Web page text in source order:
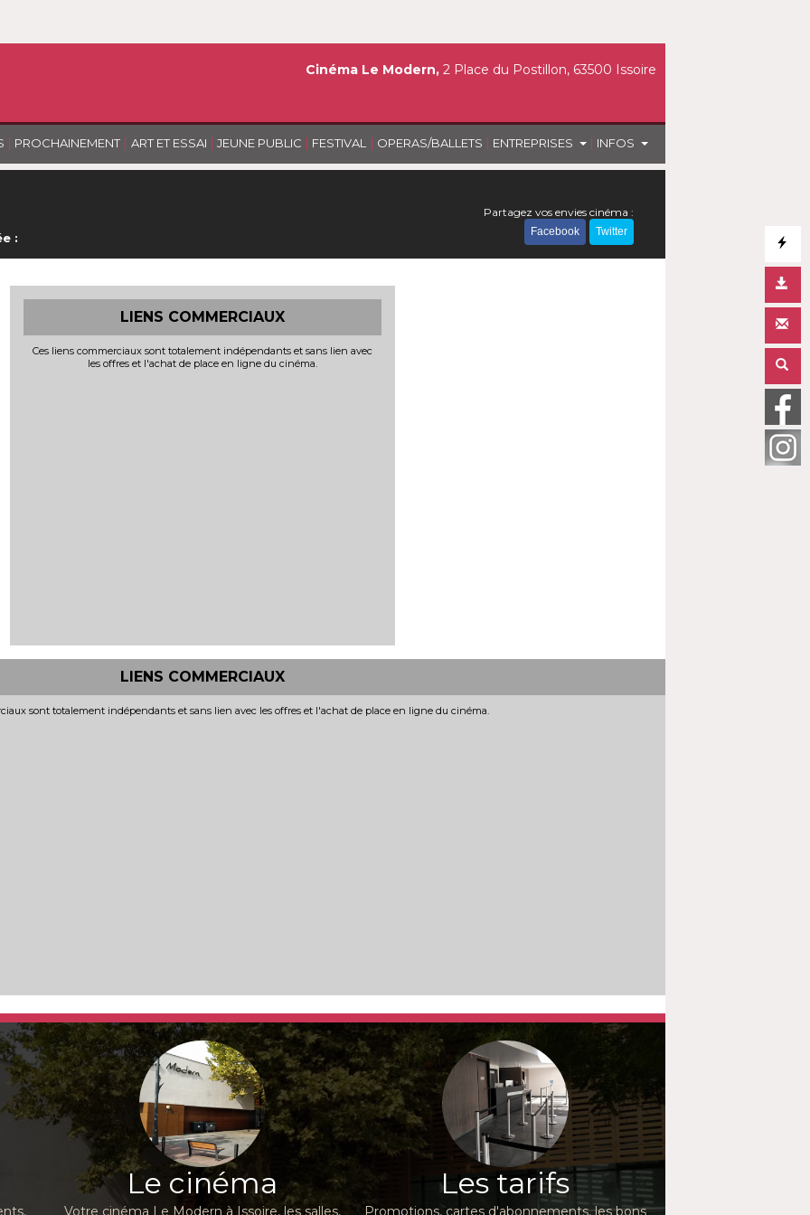
| PROCHAINEMENT | ART ET ESSAI | JEUNE PUBLIC | FESTIVAL | OPERAS/BALLETS | ENTREPRISES | INFOS
Cinéma Le Modern, 2 Place du Postillon, 63500 Issoire
:
Partagez vos envies cinéma :
Facebook Twitter
LIENS COMMERCIAUX
Ces liens commerciaux sont totalement indépendants et sans lien avec
les offres et l'achat de place en ligne du cinéma.
LIENS COMMERCIAUX
sont totalement indépendants et sans lien avec les offres et l'achat de place en ligne du cinéma.
Le cinéma
Votre cinéma Le Modern à Issoire, les salles,
Les tarifs
Promotions, cartes d'abonnements, les bons